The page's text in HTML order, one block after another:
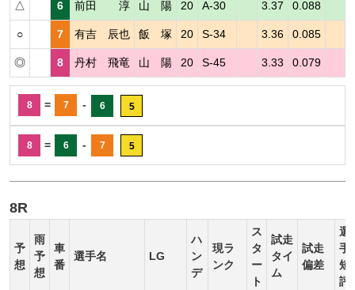
△ 6 前田 淳 山 陽 20 A-30 3.37 0.088
○ 7 有吉 辰也 飯 塚 20 S-34 3.36 0.085
◎ 8 丹村 飛竜 山 陽 20 S-45 3.33 0.079
8 = 7 - 6 5
8 = 6 - 7 5
8R
予
想
雨
予
想
車
番
選手名 LG
ハ
ン
デ
現ラ
ンク
ス
タ
ー
ト
試走
タイ
ム
試走
偏差
選
手
短
評